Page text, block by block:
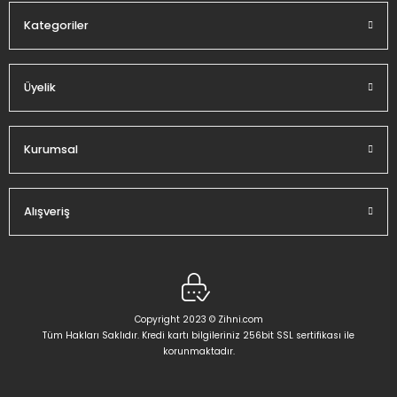
Kategoriler
Üyelik
Kurumsal
Alışveriş
Copyright 2023 © Zihni.com
Tüm Hakları Saklıdır. Kredi kartı bilgileriniz 256bit SSL sertifikası ile
korunmaktadır.